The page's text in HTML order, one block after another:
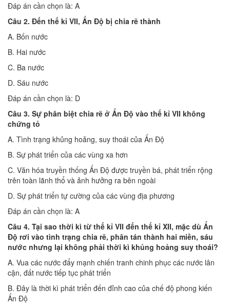
Đáp án cần chọn là: A
Câu 2. Đến thế kỉ VII, Ấn Độ bị chia rẽ thành
A. Bốn nước
B. Hai nước
C. Ba nước
D. Sáu nước
Đáp án cần chọn là: D
Câu 3. Sự phân biệt chia rẽ ở Ấn Độ vào thế kỉ VII không
chứng tỏ
A. Tình trạng khủng hoảng, suy thoái của Ấn Độ
B. Sự phát triển của các vùng xa hơn
C. Văn hóa truyền thống Ấn Độ được truyền bá, phát triển rộng
trên toàn lãnh thổ và ảnh hưởng ra bên ngoài
D. Sự phát triển tự cường của các vùng địa phương
Đáp án cần chọn là: A
Câu 4. Tại sao thời kì từ thế kỉ VII đến thế kỉ XII, mặc dù Ấn
Độ rơi vào tình trạng chia rẽ, phân tán thành hai miền, sáu
nước nhưng lại không phải thời kì khủng hoảng suy thoái?
A. Vua các nước đẩy mạnh chiến tranh chinh phục các nước lân
cận, đất nước tiếp tục phát triển
B. Đây là thời kì phát triển đến đỉnh cao của chế độ phong kiến
Ấn Độ